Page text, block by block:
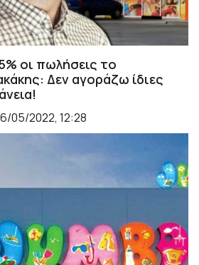
οι πωλήσεις το
Δεν αγοράζω ίδιες
05/2022, 12:28